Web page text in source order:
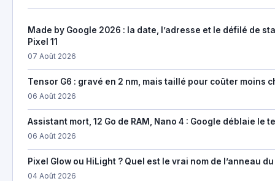
Made by Google 2026 : la date, l’adresse et le défilé de
Pixel 11
07 Août 2026
Tensor G6 : gravé en 2 nm, mais taillé pour coûter moins
06 Août 2026
Assistant mort, 12 Go de RAM, Nano 4 : Google déblaie le
06 Août 2026
Pixel Glow ou HiLight ? Quel est le vrai nom de l’anneau du
04 Août 2026